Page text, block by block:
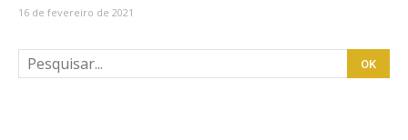
16 de fevereiro de 2021